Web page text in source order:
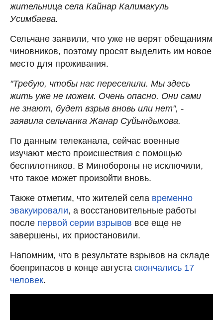
жительница села Кайнар Калимакуль
Усимбаева.
Сельчане заявили, что уже не верят обещаниям
чиновников, поэтому просят выделить им новое
место для проживания.
"Требую, чтобы нас переселили. Мы здесь
жить уже не можем. Очень опасно. Они сами
не знают, будет взрыв вновь или нет", -
заявила сельчанка Жанар Суйындыкова.
По данным телеканала, сейчас военные
изучают место происшествия с помощью
беспилотников. В Минобороны не исключили,
что такое может произойти вновь.
Также отметим, что жителей села временно
эвакуировали, а восстановительные работы
после первой серии взрывов все еще не
завершены, их приостановили.
Напомним, что в результате взрывов на складе
боеприпасов в конце августа скончались 17
человек.